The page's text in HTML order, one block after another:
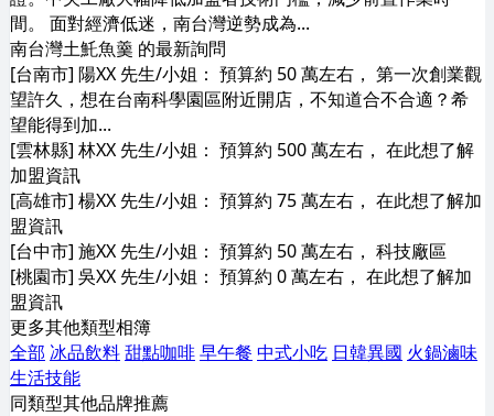
間。 面對經濟低迷，南台灣逆勢成為...
南台灣土魠魚羹 的最新詢問
[台南市] 陽XX 先生/小姐： 預算約 50 萬左右， 第一次創業觀
望許久，想在台南科學園區附近開店，不知道合不合適？希
望能得到加...
[雲林縣] 林XX 先生/小姐： 預算約 500 萬左右， 在此想了解
加盟資訊
[高雄市] 楊XX 先生/小姐： 預算約 75 萬左右， 在此想了解加
盟資訊
[台中市] 施XX 先生/小姐： 預算約 50 萬左右， 科技廠區
[桃園市] 吳XX 先生/小姐： 預算約 0 萬左右， 在此想了解加
盟資訊
更多其他類型相簿
全部 冰品飲料甜點咖啡早午餐 中式小吃 日韓異國 火鍋滷味
生活技能
同類型其他品牌推薦